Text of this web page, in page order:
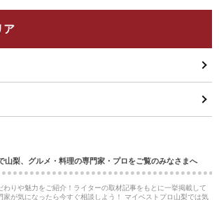
ア
山梨、グルメ・料理の専門家・プロをご覧のみなさまへ
わりや魅力をご紹介！ライターの取材記事をもとに一挙掲載して
家が気になったら今すぐ相談しよう！ マイベストプロ山梨では気